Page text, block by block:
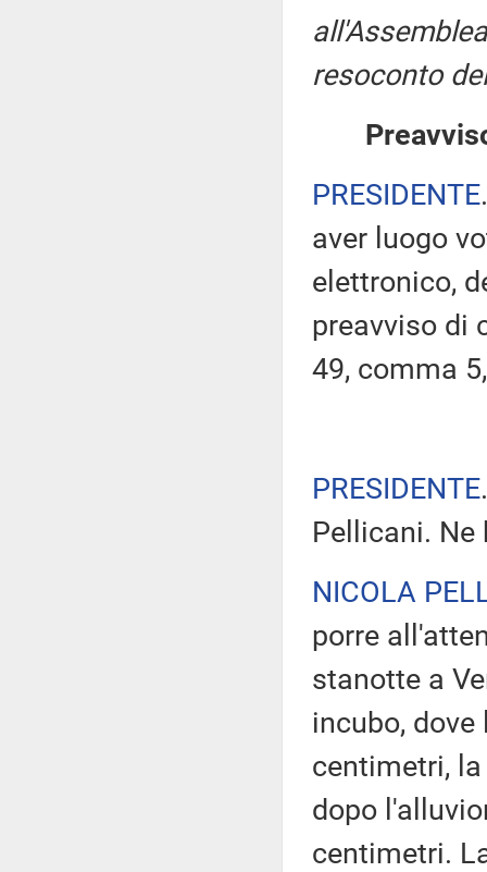
resoconto
PRESIDENTE
aver luogo
elettronico,
preavviso di
49, comma
PRESIDENTE
Pellicani.
NICOLA
porre
stanotte a
incubo,
centimetri,
dopo
centimetri.